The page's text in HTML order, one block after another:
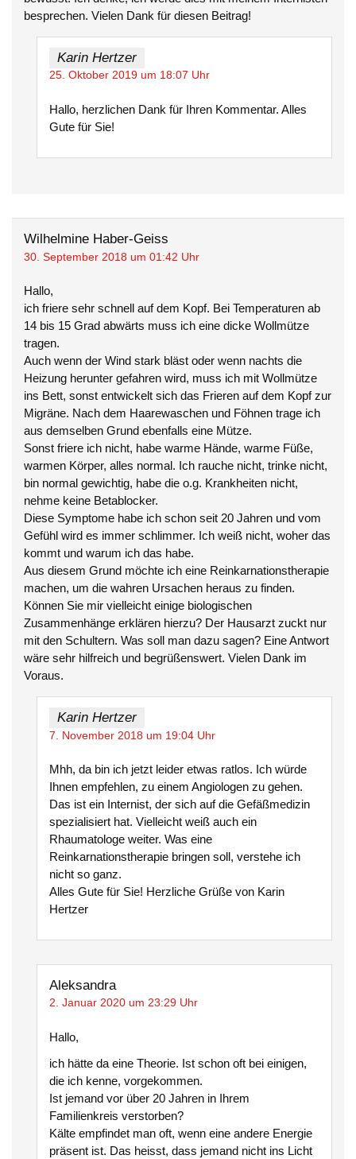
besprechen. Vielen Dank für diesen Beitrag!
Karin Hertzer
25. Oktober 2019 um 18:07 Uhr
Hallo, herzlichen Dank für Ihren Kommentar. Alles
Gute für Sie!
Wilhelmine Haber-Geiss
30. September 2018 um 01:42 Uhr
Hallo,
ich friere sehr schnell auf dem Kopf. Bei Temperaturen ab
14 bis 15 Grad abwärts muss ich eine dicke Wollmütze
tragen.
Auch wenn der Wind stark bläst oder wenn nachts die
Heizung herunter gefahren wird, muss ich mit Wollmütze
ins Bett, sonst entwickelt sich das Frieren auf dem Kopf zur
Migräne. Nach dem Haarewaschen und Föhnen trage ich
aus demselben Grund ebenfalls eine Mütze.
Sonst friere ich nicht, habe warme Hände, warme Füße,
warmen Körper, alles normal. Ich rauche nicht, trinke nicht,
bin normal gewichtig, habe die o.g. Krankheiten nicht,
nehme keine Betablocker.
Diese Symptome habe ich schon seit 20 Jahren und vom
Gefühl wird es immer schlimmer. Ich weiß nicht, woher das
kommt und warum ich das habe.
Aus diesem Grund möchte ich eine Reinkarnationstherapie
machen, um die wahren Ursachen heraus zu finden.
Können Sie mir vielleicht einige biologischen
Zusammenhänge erklären hierzu? Der Hausarzt zuckt nur
mit den Schultern. Was soll man dazu sagen? Eine Antwort
wäre sehr hilfreich und begrüßenswert. Vielen Dank im
Voraus.
Karin Hertzer
7. November 2018 um 19:04 Uhr
Mhh, da bin ich jetzt leider etwas ratlos. Ich würde
Ihnen empfehlen, zu einem Angiologen zu gehen.
Das ist ein Internist, der sich auf die Gefäßmedizin
spezialisiert hat. Vielleicht weiß auch ein
Rhaumatologe weiter. Was eine
Reinkarnationstherapie bringen soll, verstehe ich
nicht so ganz.
Alles Gute für Sie! Herzliche Grüße von Karin
Hertzer
Aleksandra
2. Januar 2020 um 23:29 Uhr
Hallo,
ich hätte da eine Theorie. Ist schon oft bei einigen,
die ich kenne, vorgekommen.
Ist jemand vor über 20 Jahren in Ihrem
Familienkreis verstorben?
Kälte empfindet man oft, wenn eine andere Energie
präsent ist. Das heisst, dass jemand nicht ins Licht